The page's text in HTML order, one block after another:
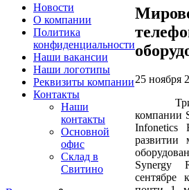
Новости
О компании
Политика
конфиденциальности
Наши вакансии
Наши логотипы
Реквизиты компании
Контакты
Наши
контакты
Основной
офис
Склад в
Свитино
25 ноября
Три
компании
Infonetics
развитии
Synergy
сентябре